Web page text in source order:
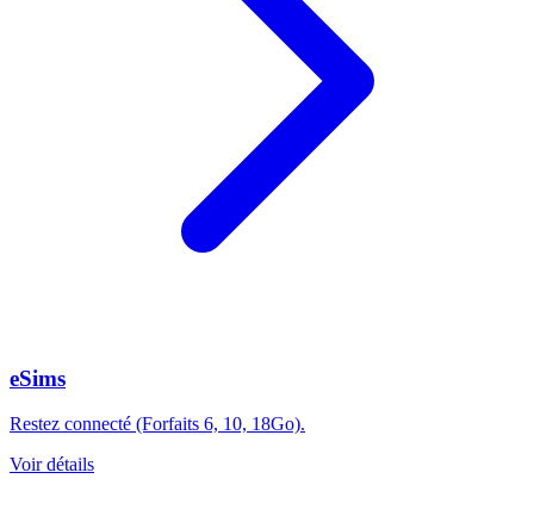
eSims
Restez connecté (Forfaits 6, 10, 18Go).
Voir détails